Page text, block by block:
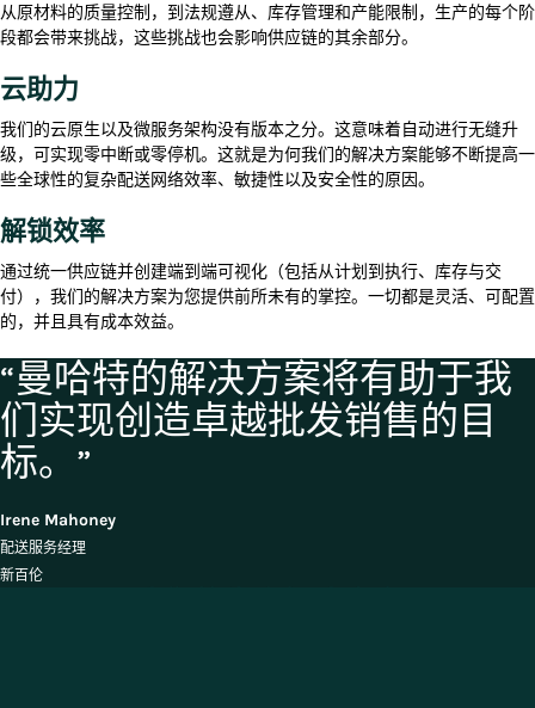
从原材料的质量控制，到法规遵从、库存管理和产能限制，生产的每个阶
段都会带来挑战，这些挑战也会影响供应链的其余部分。
云助力
我们的云原生以及微服务架构没有版本之分。这意味着自动进行无缝升
级，可实现零中断或零停机。这就是为何我们的解决方案能够不断提高一
些全球性的复杂配送网络效率、敏捷性以及安全性的原因。
解锁效率
通过统一供应链并创建端到端可视化（包括从计划到执行、库存与交
付），我们的解决方案为您提供前所未有的掌控。一切都是灵活、可配置
的，并且具有成本效益。
“曼哈特的解决方案将有助于我
们实现创造卓越批发销售的目
标。”
Irene Mahoney
配送服务经理
新百伦